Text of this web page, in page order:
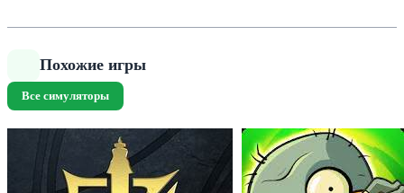
Похожие игры
Все симуляторы